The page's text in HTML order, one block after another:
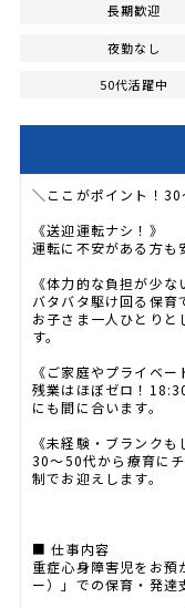
長期歓迎
夜勤なし
50代活躍中
＼ここがポイント！
《送迎運転ナシ！》
運転に不安がある方も
《体力的な負担が少な
バタバタ駆け回る保育
お子さま一人ひとりと
す。
《ご家庭やプライベー
残業はほぼゼロ！
にも間に合います。
《未経験・ブランクも
30〜50代から療育に
制でお迎えします。
■ 仕事内容
重症心身障害児をお
ー）」での保育・発達